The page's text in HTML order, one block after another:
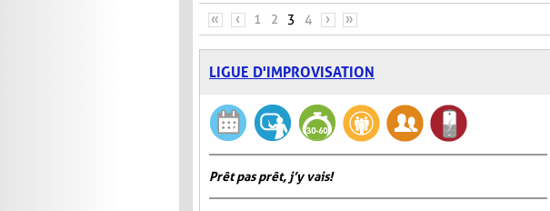
PAGES
« ‹ 1 2 3 4 › »
LIGUE D'IMPROVISATION
Prêt pas prêt, j’y vais!